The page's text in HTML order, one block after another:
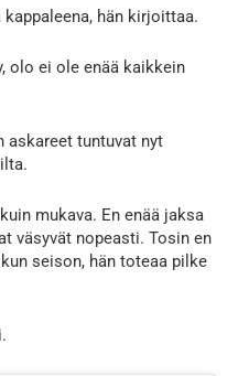
hän kirjoittaa.
olo ei ole enää kaikkein
askareet tuntuvat nyt
mukava. En enää jaksa
väsyvät nopeasti. Tosin en
seison, hän toteaa pilke